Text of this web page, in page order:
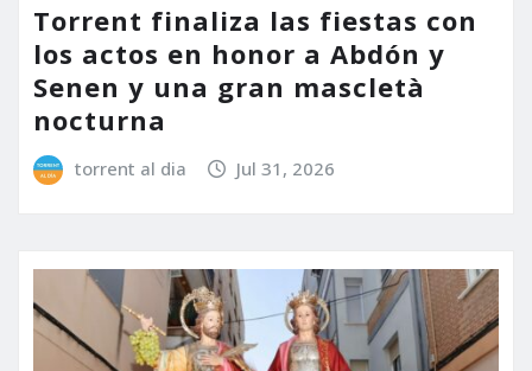
Torrent finaliza las fiestas con
los actos en honor a Abdón y
Senen y una gran mascletà
nocturna
torrent al dia Jul 31, 2026